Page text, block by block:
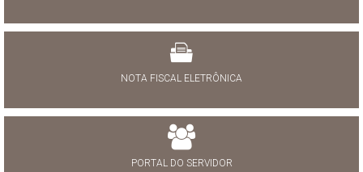
NOTA FISCAL ELETRÔNICA
PORTAL DO SERVIDOR